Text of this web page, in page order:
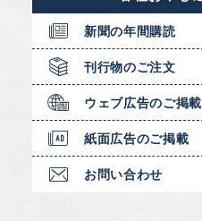
新聞の年間購読
刊行物のご注文
ウェブ広告のご掲載
紙面広告のご掲載
お問い合わせ